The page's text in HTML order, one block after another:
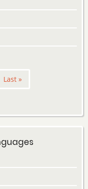
Last
Last »